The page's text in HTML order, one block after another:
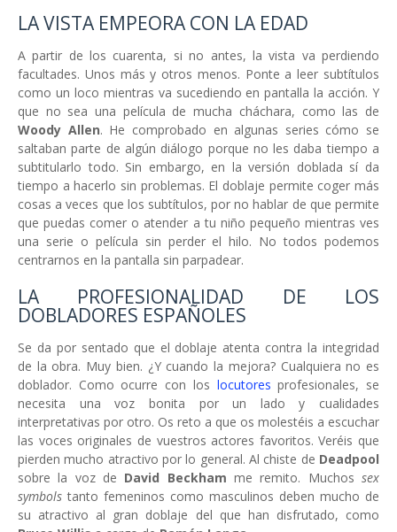
LA VISTA EMPEORA CON LA EDAD
A partir de los cuarenta, si no antes, la vista va perdiendo
facultades. Unos más y otros menos. Ponte a leer subtítulos
como un loco mientras va sucediendo en pantalla la acción. Y
que no sea una película de mucha cháchara, como las de
Woody Allen. He comprobado en algunas series cómo se
saltaban parte de algún diálogo porque no les daba tiempo a
subtitularlo todo. Sin embargo, en la versión doblada sí da
tiempo a hacerlo sin problemas. El doblaje permite coger más
cosas a veces que los subtítulos, por no hablar de que permite
que puedas comer o atender a tu niño pequeño mientras ves
una serie o película sin perder el hilo. No todos podemos
centrarnos en la pantalla sin parpadear.
LA PROFESIONALIDAD DE LOS
DOBLADORES ESPAÑOLES
Se da por sentado que el doblaje atenta contra la integridad
de la obra. Muy bien. ¿Y cuando la mejora? Cualquiera no es
doblador. Como ocurre con los locutores profesionales, se
necesita una voz bonita por un lado y cualidades
interpretativas por otro. Os reto a que os molestéis a escuchar
las voces originales de vuestros actores favoritos. Veréis que
pierden mucho atractivo por lo general. Al chiste de Deadpool
sobre la voz de David Beckham me remito. Muchossex
symbols tanto femeninos como masculinos deben mucho de
su atractivo al gran doblaje del que han disfrutado, como